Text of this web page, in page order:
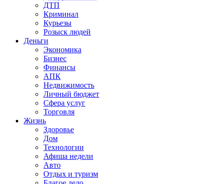
ДТП
Криминал
Курьезы
Розыск людей
Деньги
Экономика
Бизнес
Финансы
АПК
Недвижимость
Личный бюджет
Сфера услуг
Торговля
Жизнь
Здоровье
Дом
Технологии
Афиша недели
Авто
Отдых и туризм